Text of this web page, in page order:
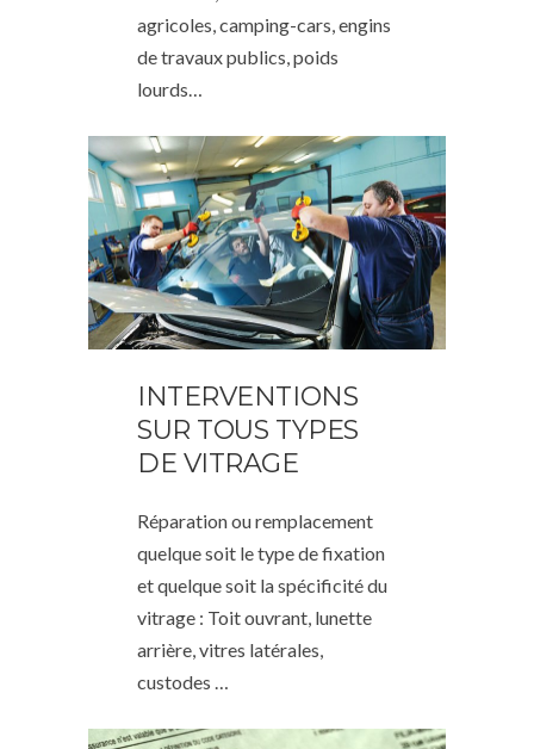
agricoles, camping-cars, engins
de travaux publics, poids
lourds…
INTERVENTIONS
SUR TOUS TYPES
DE VITRAGE
Réparation ou remplacement
quelque soit le type de fixation
et quelque soit la spécificité du
vitrage : Toit ouvrant, lunette
arrière, vitres latérales,
custodes …